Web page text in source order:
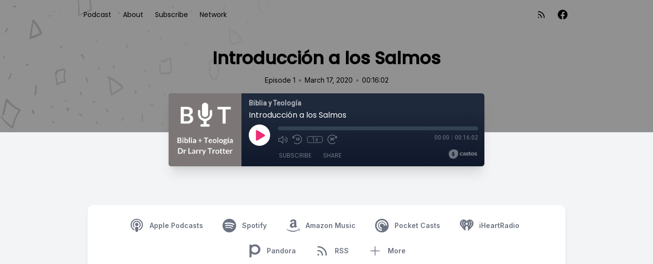
Podcast About Subscribe Network
Introducción a los Salmos
Episode 1 • March 17, 2020 • 00:16:02
Biblia y Teología
Introducción a los Salmos
1x 00:00 / 00:16:02
SUBSCRIBE SHARE
Apple Podcasts Spotify Amazon Music Pocket Casts iHeartRadio
Pandora RSS More